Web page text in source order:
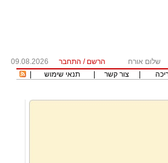
שלום אורח הרשם / התחבר
09.08.2026
צור קשר תנאי שימוש